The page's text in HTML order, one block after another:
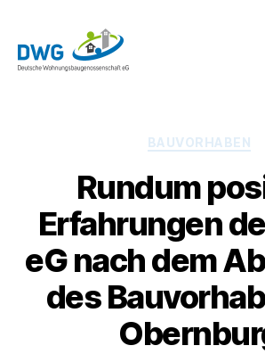
BAUVORHABEN
Rundum
Erfahrungen
eG nach dem
des